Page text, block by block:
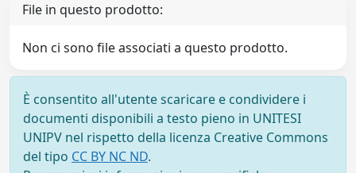
File in questo prodotto:
Non ci sono file associati a questo prodotto.
È consentito all'utente scaricare e condividere i
documenti disponibili a testo pieno in UNITESI
UNIPV nel rispetto della licenza Creative Commons
del tipo CC BY NC ND.